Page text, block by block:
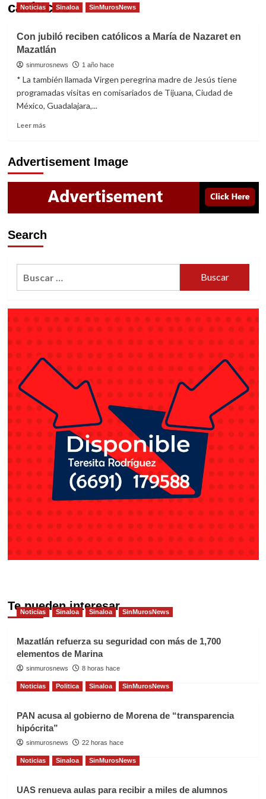
católicos
Noticias Sinaloa SinMurosNews
Con jubiló reciben católicos a María de Nazaret en
Mazatlán
sinmurosnews 1 año hace
* La también llamada Virgen peregrina madre de Jesús tiene
programadas visitas en comisariados de Tijuana, Ciudad de
México, Guadalajara,...
Leer másRead
Con
jubiló
reciben
católicos
a
María
Nazaret
Advertisement Image
Search
Te pueden interesar
Noticias Sinaloa Sinaloa SinMurosNews
Mazatlán refuerza su seguridad con más de 1,700
elementos de Marina
sinmurosnews 8 horas hace
Noticias Politica Sinaloa SinMurosNews
PAN acusa al gobierno de Morena de “transparencia
hipócrita”
sinmurosnews 22 horas hace
Noticias Sinaloa SinMurosNews
UAS renueva aulas para recibir a miles de alumnos